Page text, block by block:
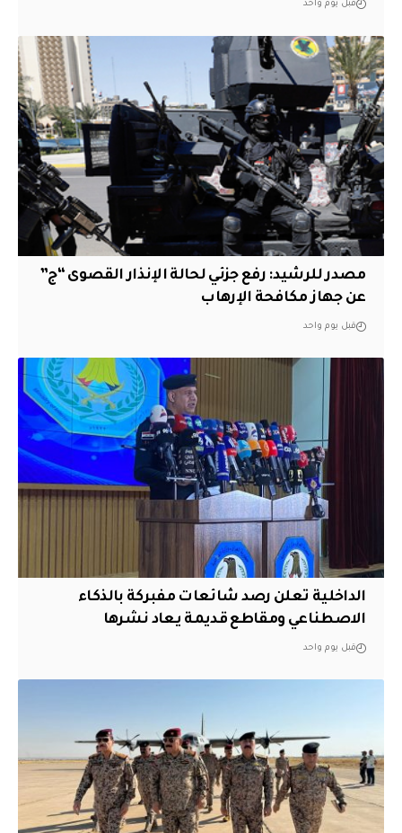
قبل يوم واحد
مصدر للرشيد: رفع جزئي لحالة الإنذار القصوى “ج”
عن جهاز مكافحة الإرهاب
قبل يوم واحد
الداخلية تعلن رصد شائعات مفبركة بالذكاء
الاصطناعي ومقاطع قديمة يعاد نشرها
قبل يوم واحد